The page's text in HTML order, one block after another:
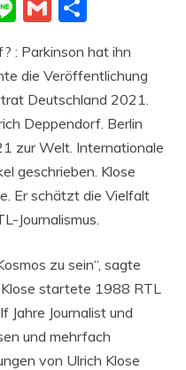
LineGmail
: Parkinson hat ihn
die Veröffentlichung
Deutschland 2021.
Deppendorf. Berlin
zur Welt. Internationale
geschrieben. Klose
Er schätzt die Vielfalt
Journalismus.
zu sein“, sagte
startete 1988 RTL
Jahre Journalist und
und mehrfach
von Ulrich Klose